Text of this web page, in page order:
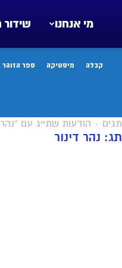
שידור מי אנחנו
קבלה מיסטיקה ספר הזוהר
תגים הודעות שתייג עם "נהר
תג: נהר דינור